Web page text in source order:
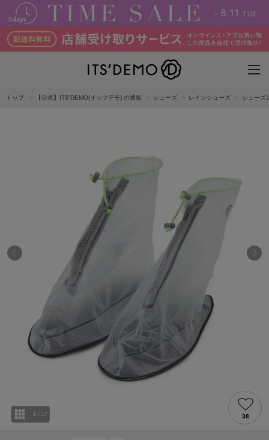
トップ 【公式】ITS'DEMO(イッツデモ) の通販 シューズ レインシューズ シューズ
/ 17 38